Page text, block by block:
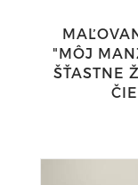
"MÔJ
ŠŤASTNE